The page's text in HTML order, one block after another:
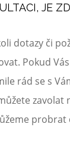
JE
dotazy či
Pokud
rád se s
zavolat